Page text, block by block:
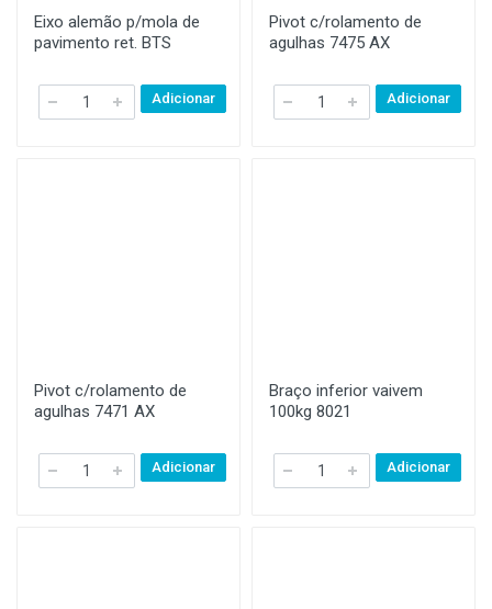
Eixo alemão p/mola de
pavimento ret. BTS
Adicionar
Pivot c/rolamento de
agulhas 7475 AX
Adicionar
Pivot c/rolamento de
agulhas 7471 AX
Adicionar
Braço inferior vaivem
100kg 8021
Adicionar